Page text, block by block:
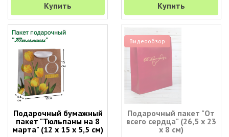
Купить Купить
Подарочный бумажный
пакет "Тюльпаны на 8
марта" (12 х 15 х 5,5 см)
Видеообзор
Подарочный пакет "От
всего сердца" (26,5 х 23
х 8 см)